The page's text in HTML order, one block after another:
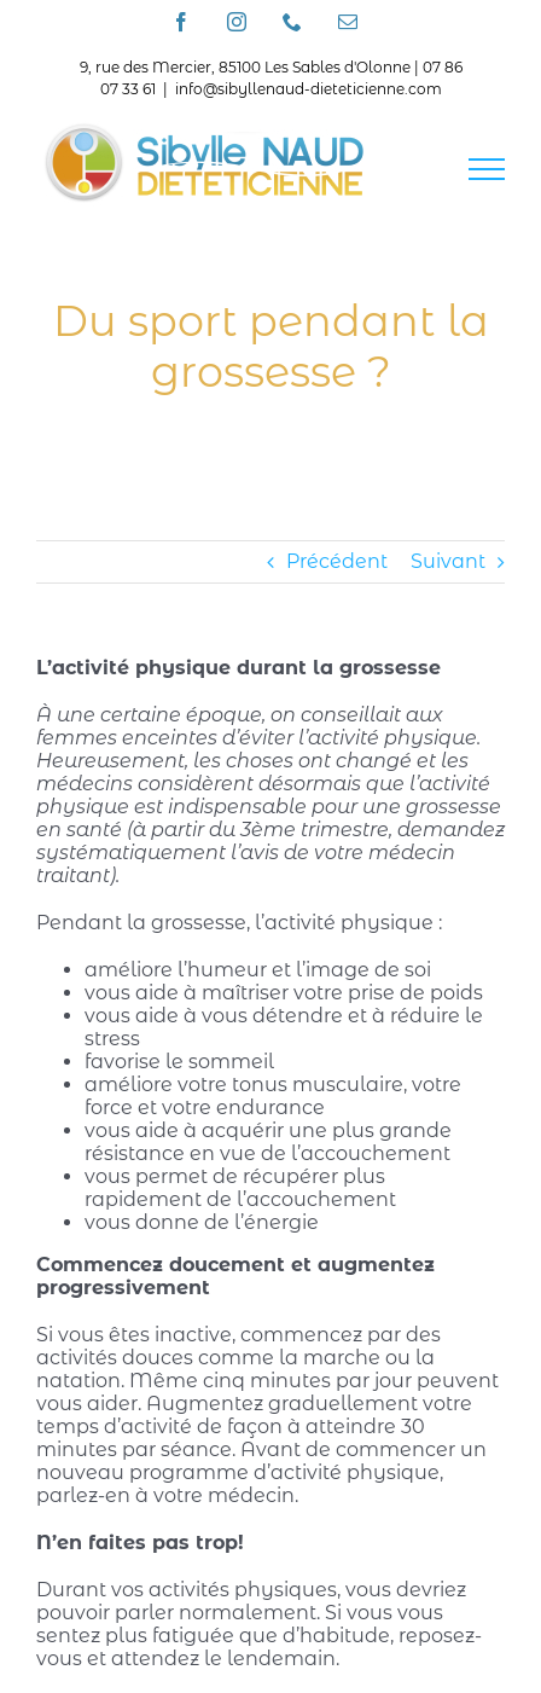
FacebookInstagramTéléphoneEmail
9, rue des Mercier, 85100 Les Sables d'Olonne | 07 86
07 33 61
info@sibyllenaud-dieteticienne.com
Du sport pendant la
grossesse ?
Précédent Suivant
L’activité physique durant la grossesse
À une certaine époque, on conseillait aux
femmes enceintes d’éviter l’activité physique.
Heureusement, les choses ont changé et les
médecins considèrent désormais que l’activité
physique est indispensable pour une grossesse
en santé (à partir du 3ème trimestre, demandez
systématiquement l’avis de votre médecin
traitant).
Pendant la grossesse, l’activité physique :
améliore l’humeur et l’image de soi
vous aide à maîtriser votre prise de poids
vous aide à vous détendre et à réduire le
stress
favorise le sommeil
améliore votre tonus musculaire, votre
force et votre endurance
vous aide à acquérir une plus grande
résistance en vue de l’accouchement
vous permet de récupérer plus
rapidement de l’accouchement
vous donne de l’énergie
Commencez doucement et augmentez
progressivement
Si vous êtes inactive, commencez par des
activités douces comme la marche ou la
natation. Même cinq minutes par jour peuvent
vous aider. Augmentez graduellement votre
temps d’activité de façon à atteindre 30
minutes par séance. Avant de commencer un
nouveau programme d’activité physique,
parlez-en à votre médecin.
N’en faites pas trop!
Durant vos activités physiques, vous devriez
pouvoir parler normalement. Si vous vous
sentez plus fatiguée que d’habitude, reposez-
vous et attendez le lendemain.